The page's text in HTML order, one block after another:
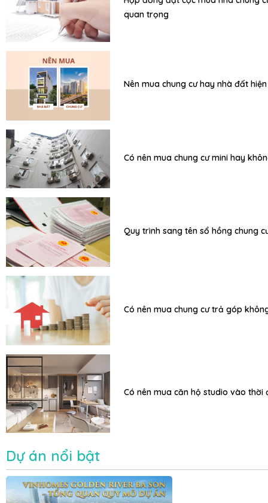
quan trọng
Nên mua chung cư hay nhà đất
Có nên mua chung cư mini hay
Quy trình sang tên sổ hồng chung
Có nên mua chung cư trả góp
Có nên mua căn hộ studio vào thời
Dự án nổi bật